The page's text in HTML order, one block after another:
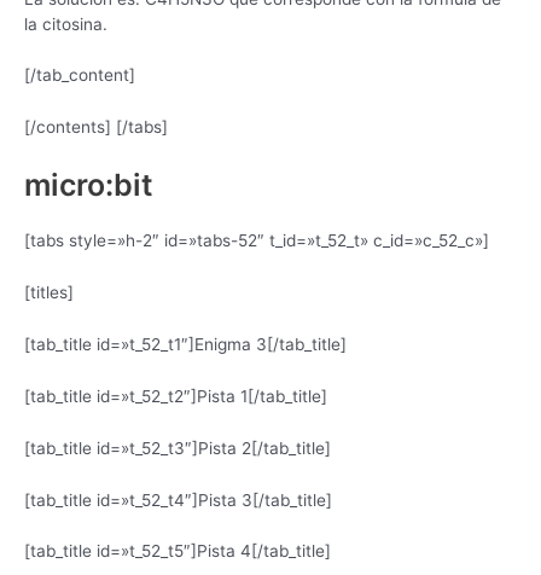
la citosina.
[/tab_content]
[/contents] [/tabs]
micro:bit
[tabs style=»h-2″ id=»tabs-52″ t_id=»t_52_t» c_id=»c_52_c»]
[titles]
[tab_title id=»t_52_t1″]Enigma 3[/tab_title]
[tab_title id=»t_52_t2″]Pista 1[/tab_title]
[tab_title id=»t_52_t3″]Pista 2[/tab_title]
[tab_title id=»t_52_t4″]Pista 3[/tab_title]
[tab_title id=»t_52_t5″]Pista 4[/tab_title]